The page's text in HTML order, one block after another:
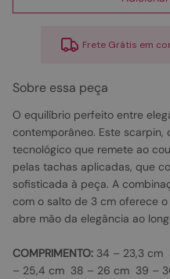
Frete Grátis em
Sobre essa peça
O equilíbrio perfeito entre
contemporâneo. Este
tecnológico que remete ao
pelas tachas aplicadas, que
sofisticada à peça. A
com o salto de 3 cm oferece
abre mão da elegância ao
COMPRIMENTO: 34 – 23,3
– 25,4 cm 38 – 26 cm 39 –